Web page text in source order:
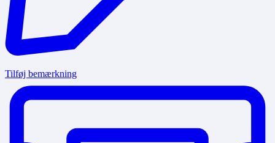
Tilføj bemærkning